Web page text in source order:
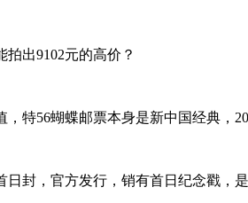
出9102元的高价？
特56蝴蝶邮票本身是新中国经典，
封，官方发行，销有首日纪念戳，